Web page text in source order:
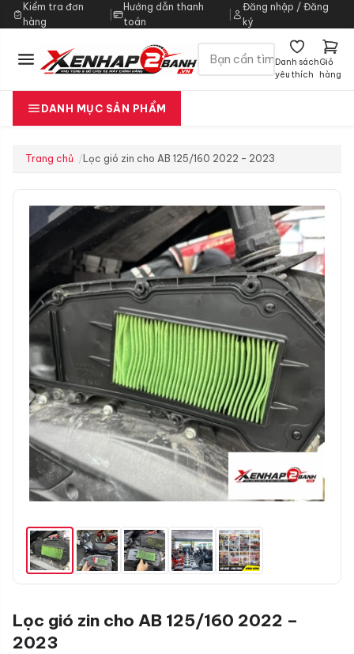
Kiểm tra đơn
hàng
|
Hướng dẫn thanh
toán
Đăng nhập / Đăng
ký
Danh sách
yêu thích
Giỏ
hàng
DANH MỤC SẢN PHẨM
Trang chủ Lọc gió zin cho AB 125/160 2022 – 2023
Lọc gió zin cho AB 125/160 2022 –
2023